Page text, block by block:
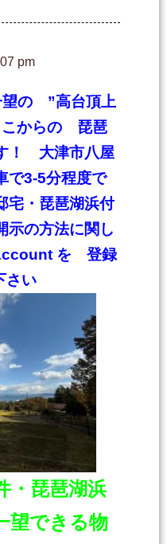
pm
望の ”高台頂上
からの 琵琶
！ 大津市八屋
3-5分程度で
宅・琵琶湖浜付
示の方法に関し
を 登録
さい
・琵琶湖浜
望できる物